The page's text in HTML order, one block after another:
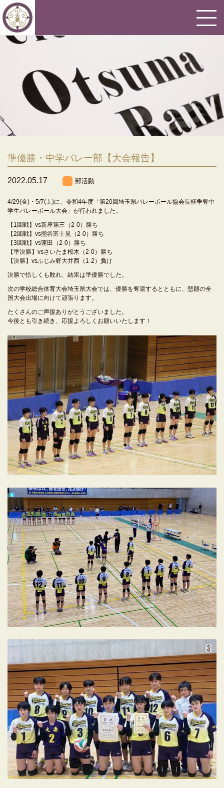
準優勝・中学バレー部【大会報告】
2022.05.17 部活動
4/29(金)・5/7(土)に、令和4年度「第20回埼玉県バレーボール協会長杯争奪中
学生バレーボール大会」が行われました。
【1回戦】vs新座第三（2-0）勝ち
【2回戦】vs熊谷富士見（2-0）勝ち
【3回戦】vs蓮田（2-0）勝ち
【準決勝】vsさいたま桜木（2-0）勝ち
【決勝】vsふじみ野大井西（1-2）負け
決勝で惜しくも敗れ、結果は準優勝でした。
次の学校総合体育大会埼玉県大会では、優勝を奪還するとともに、悲願の全
国大会出場に向けて頑張ります。
たくさんのご声援ありがとうございました。
今後とも引き続き、応援よろしくお願いいたします！